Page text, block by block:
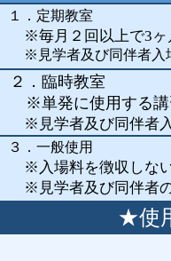
１．定期教室
※毎月２回以上で3ヶ
※見学者及び同伴者入
２．臨時教室
※単発に使用する講
※見学者及び同伴者
３．一般使用
※入場料を徴収しな
※見学者及び同伴者
★使